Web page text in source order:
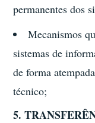
permanentes dos
Mecanismos
sistemas de
de forma
técnico;
5.